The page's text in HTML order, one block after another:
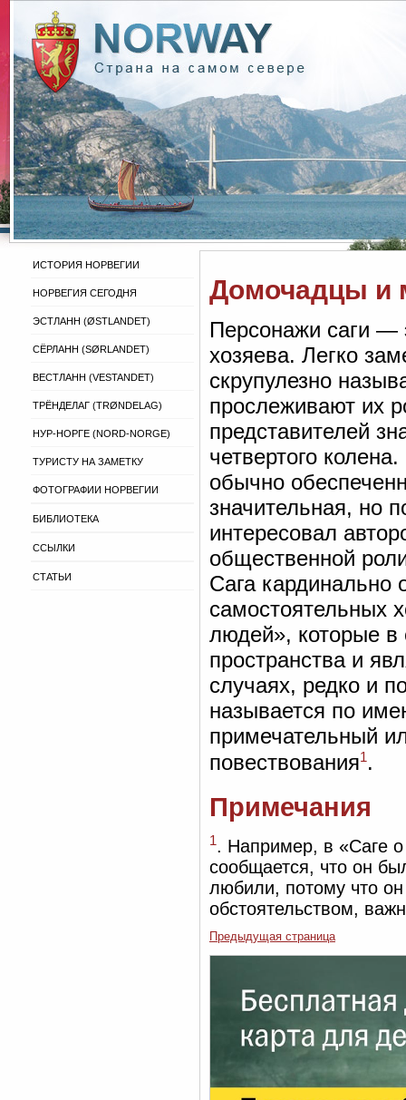
ИСТОРИЯ НОРВЕГИИ
НОРВЕГИЯ СЕГОДНЯ
ЭСТЛАНН (ØSTLANDET)
СЁРЛАНН (SØRLANDET)
ВЕСТЛАНН (VESTANDET)
ТРЁНДЕЛАГ (TRØNDELAG)
НУР-НОРГЕ (NORD-NORGE)
ТУРИСТУ НА ЗАМЕТКУ
ФОТОГРАФИИ НОРВЕГИИ
БИБЛИОТЕКА
ССЫЛКИ
СТАТЬИ
Домочадцы и
Персонажи саги —
хозяева. Легко
скрупулезно
прослеживают их
представителей
четвертого
обычно
значительная, но
интересовал
общественной
Сага кардинально
самостоятельных
людей», которые в
пространства и
случаях, редко и
называется по
примечательный
повествования1.
Примечания
1. Например, в «Саге
сообщается, что он
любили, потому что
обстоятельством,
Предыдущая страница